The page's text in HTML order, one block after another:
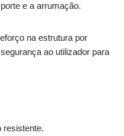
e a arrumação.
na estrutura por
ao utilizador para
resistente.